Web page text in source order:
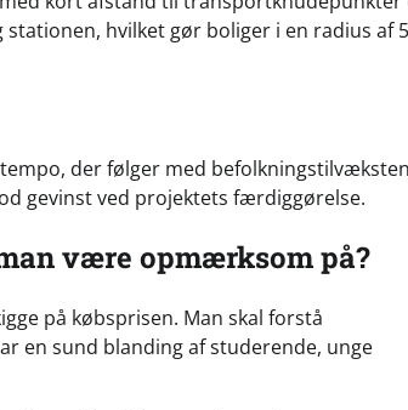
hvilket gør boliger i en radius af
der følger med
gevinst ved projektets færdiggørelse.
være opmærksom på?
på købsprisen. Man skal forstå
en sund blanding af studerende, unge